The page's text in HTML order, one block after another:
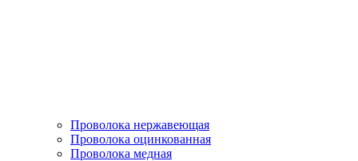
Проволока нержавеющая
Проволока оцинкованная
Проволока медная